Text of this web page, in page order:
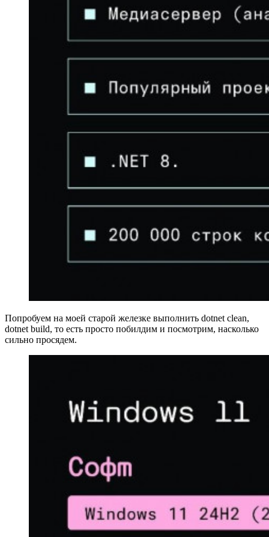
Попробуем на моей старой железке выполнить dotnet clean,
dotnet build, то есть просто побилдим и посмотрим, насколько
сильно просядем.